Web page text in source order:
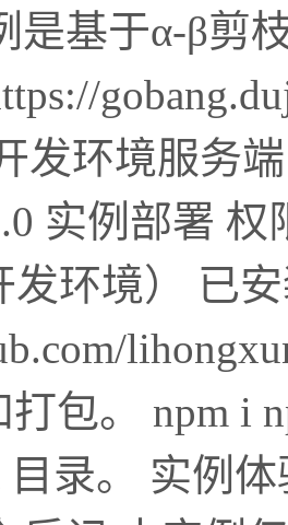
是基于α-β剪
发环境服务
实例部署
发环境） 已
打包。 npm i
目录。 实例